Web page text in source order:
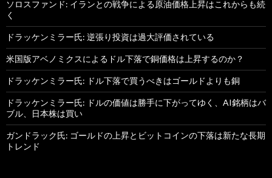
ソロスファンド: イランとの戦争による原油価格上昇はこれからも続
く
ドラッケンミラー氏: 逆張り投資は過大評価されている
米国版アベノミクスによるドル下落で銅価格は上昇するのか？
ドラッケンミラー氏: ドル下落で買うべきはゴールドよりも銅
ドラッケンミラー氏: ドルの価値は勝手に下がってゆく、AI銘柄はバ
ブル、日本株は買い
ガンドラック氏: ゴールドの上昇とビットコインの下落は新たな長期
トレンド